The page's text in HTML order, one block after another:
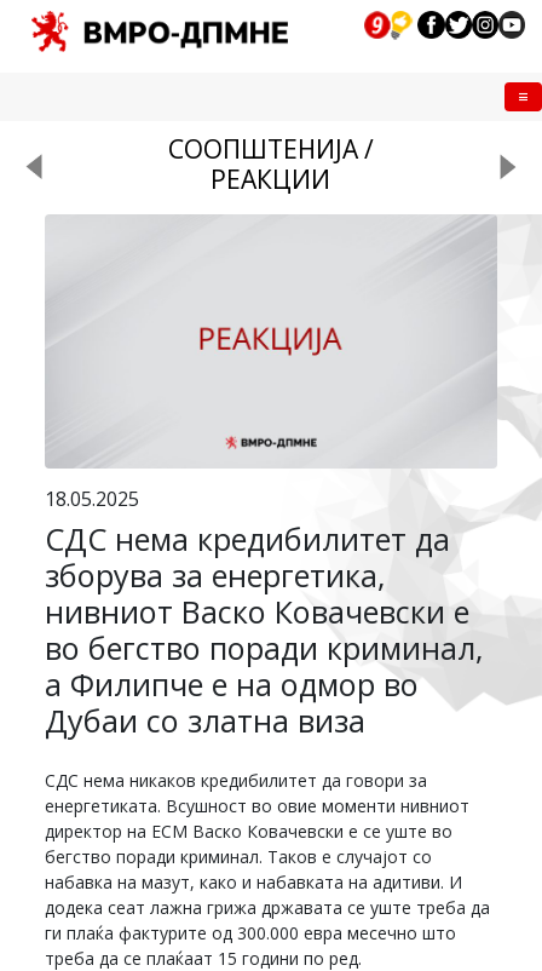
СООПШТЕНИЈА /
РЕАКЦИИ
18.05.2025
СДС нема кредибилитет да
зборува за енергетика,
нивниот Васко Ковачевски е
во бегство поради криминал,
а Филипче е на одмор во
Дубаи со златна виза
СДС нема никаков кредибилитет да говори за
енергетиката. Всушност во овие моменти нивниот
директор на ЕСМ Васко Ковачевски е се уште во
бегство поради криминал. Таков е случајот со
набавка на мазут, како и набавката на адитиви. И
додека сеат лажна грижа државата се уште треба да
ги плаќа фактурите од 300.000 евра месечно што
треба да се плаќаат 15 години по ред.